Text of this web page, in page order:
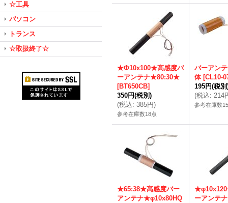
☆工具
パソコン
トランス
☆取扱終了☆
★Φ10x100★高感度バ
ーアンテナ★80:30★
[BT650CB]
350円(税別)
(税込: 385円)
参考在庫数18点
バーアン
体 [CL10-
195円(税別
(税込: 214
参考在庫数
★65:38★高感度バー
アンテナ★φ10x80HQ
ーアンテ